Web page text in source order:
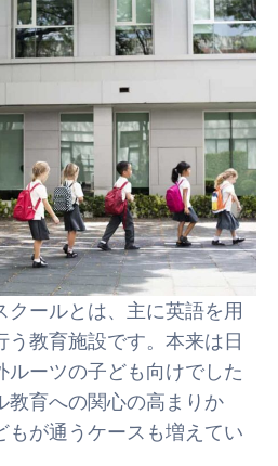
クールとは、主に英語を用
う教育施設です。本来は日
ルーツの子ども向けでした
教育への関心の高まりか
もが通うケースも増えてい